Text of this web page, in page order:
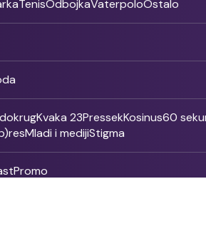
TenisOdbojkaVaterpoloOstalo
Kvaka 23PressekKosinus60
Mladi i medijiStigma
Promo